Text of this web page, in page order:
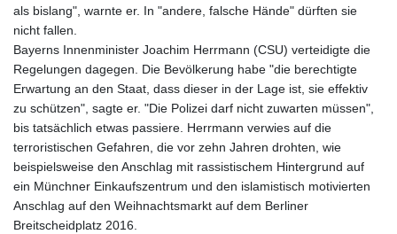
als bislang", warnte er. In "andere, falsche Hände" dürften sie
nicht fallen.
Bayerns Innenminister Joachim Herrmann (CSU) verteidigte die
Regelungen dagegen. Die Bevölkerung habe "die berechtigte
Erwartung an den Staat, dass dieser in der Lage ist, sie effektiv
zu schützen", sagte er. "Die Polizei darf nicht zuwarten müssen",
bis tatsächlich etwas passiere. Herrmann verwies auf die
terroristischen Gefahren, die vor zehn Jahren drohten, wie
beispielsweise den Anschlag mit rassistischem Hintergrund auf
ein Münchner Einkaufszentrum und den islamistisch motivierten
Anschlag auf den Weihnachtsmarkt auf dem Berliner
Breitscheidplatz 2016.